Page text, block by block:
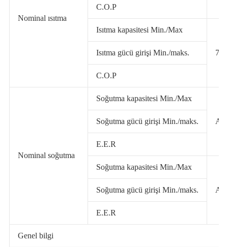
Nominal ısıtma
C.O.P
Isıtma kapasitesi Min./Max
7/
Isıtma gücü girişi Min./maks.
C.O.P
Nominal soğutma
Soğutma kapasitesi Min./Max
Soğutma gücü girişi Min./maks.
E.E.R
Soğutma kapasitesi Min./Max
Soğutma gücü girişi Min./maks.
E.E.R
Genel bilgi